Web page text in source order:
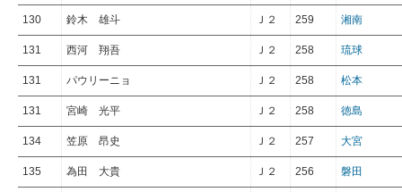
130 鈴木 雄斗 Ｊ２ 259 湘南
131 西河 翔吾 Ｊ２ 258 琉球
131 パウリーニョ Ｊ２ 258 松本
131 宮崎 光平 Ｊ２ 258 徳島
134 笠原 昂史 Ｊ２ 257 大宮
135 為田 大貴 Ｊ２ 256 磐田